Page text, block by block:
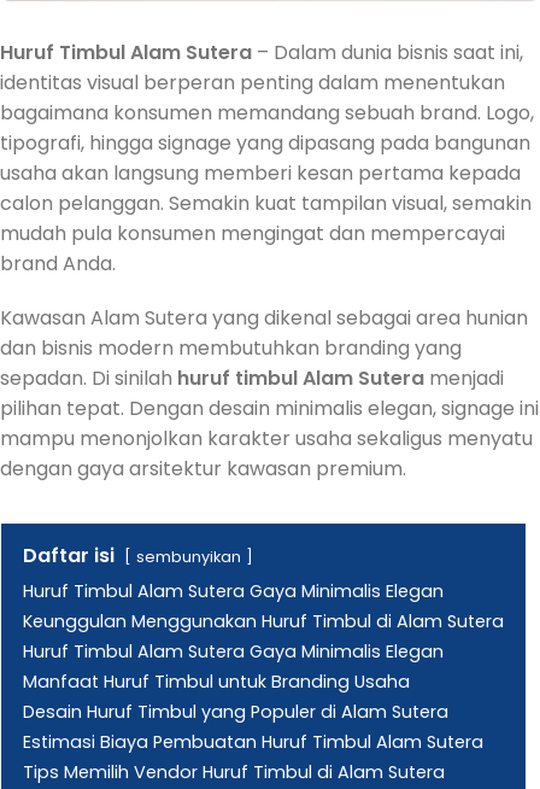
Huruf Timbul Alam Sutera – Dalam dunia bisnis saat ini,
identitas visual berperan penting dalam menentukan
bagaimana konsumen memandang sebuah brand. Logo,
tipografi, hingga signage yang dipasang pada bangunan
usaha akan langsung memberi kesan pertama kepada
calon pelanggan. Semakin kuat tampilan visual, semakin
mudah pula konsumen mengingat dan mempercayai
brand Anda.
Kawasan Alam Sutera yang dikenal sebagai area hunian
dan bisnis modern membutuhkan branding yang
sepadan. Di sinilah huruf timbul Alam Sutera menjadi
pilihan tepat. Dengan desain minimalis elegan, signage ini
mampu menonjolkan karakter usaha sekaligus menyatu
dengan gaya arsitektur kawasan premium.
Daftar isi sembunyikan
Huruf Timbul Alam Sutera Gaya Minimalis Elegan
Keunggulan Menggunakan Huruf Timbul di Alam Sutera
Huruf Timbul Alam Sutera Gaya Minimalis Elegan
Manfaat Huruf Timbul untuk Branding Usaha
Desain Huruf Timbul yang Populer di Alam Sutera
Estimasi Biaya Pembuatan Huruf Timbul Alam Sutera
Tips Memilih Vendor Huruf Timbul di Alam Sutera